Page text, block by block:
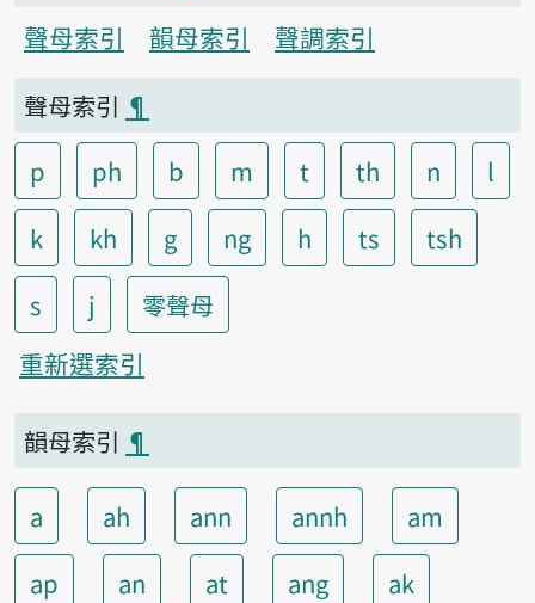
聲母索引
韻母索引
聲調索引
聲母索引 ¶
p
ph b m t th n
l
k
kh g ng h ts
tsh
s
j
零聲母
重新選索引
韻母索引 ¶
a ah ann annh
am
ap
an at ang ak